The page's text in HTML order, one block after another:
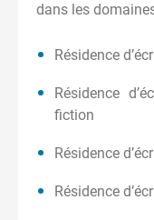
dans les
Résidence
Résidence
fiction
Résidence
Résidence